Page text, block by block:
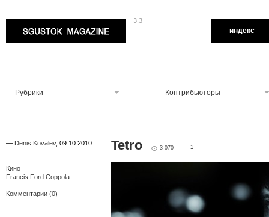
3.3
индекс
Рубрики Контрибьюторы
— Denis Kovalev, 09.10.2010
Кино
Francis Ford Coppola
Комментарии (0)
Tetro 3 070 1